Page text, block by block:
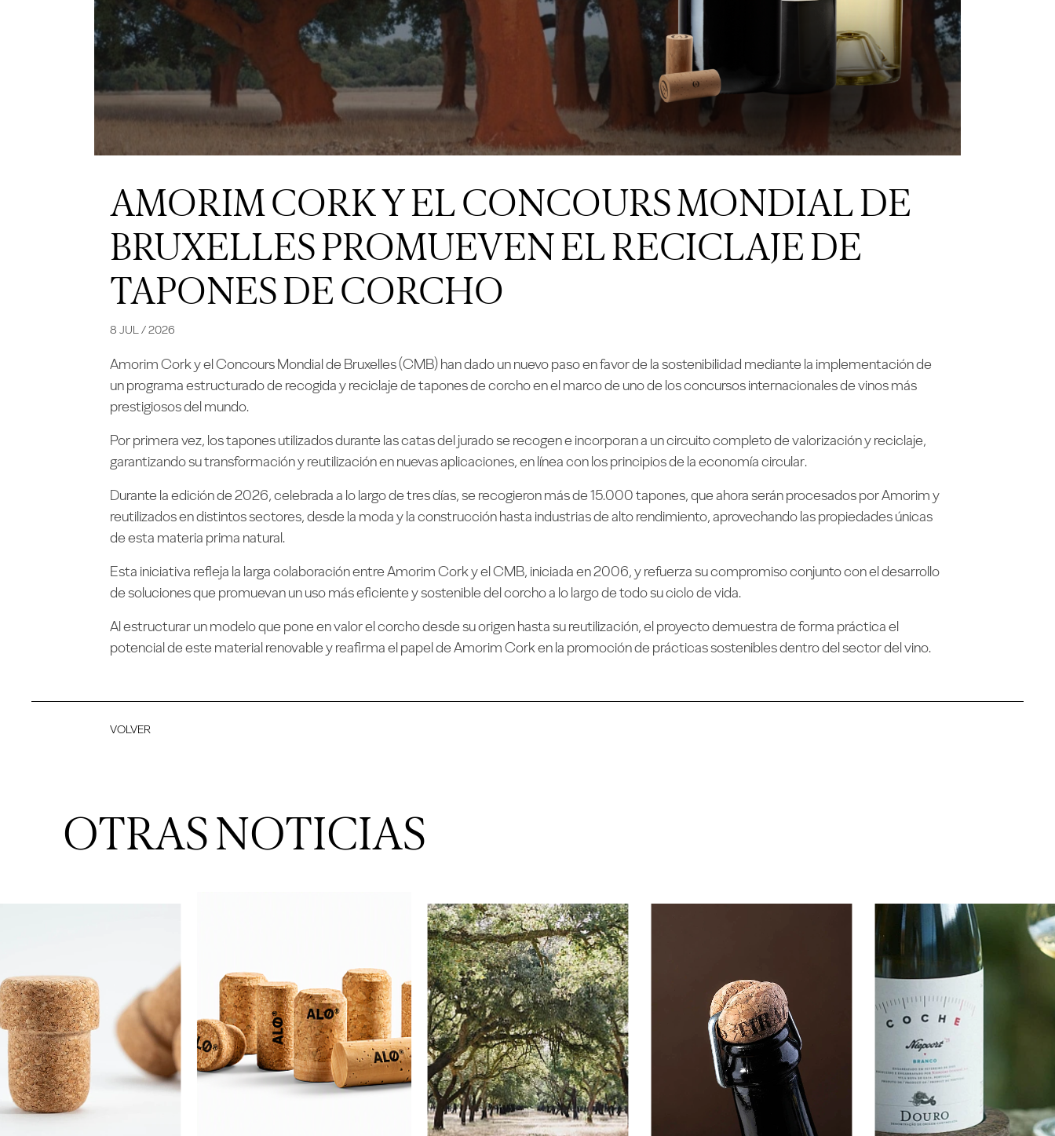
AMORIM CORK Y EL CONCOURS MONDIAL DE
BRUXELLES PROMUEVEN EL RECICLAJE DE
TAPONES DE CORCHO
8 JUL / 2026
Amorim Cork y el Concours Mondial de Bruxelles (CMB) han dado un nuevo paso en favor de la sostenibilidad mediante la implementación de
un programa estructurado de recogida y reciclaje de tapones de corcho en el marco de uno de los concursos internacionales de vinos más
prestigiosos del mundo.
Por primera vez, los tapones utilizados durante las catas del jurado se recogen e incorporan a un circuito completo de valorización y reciclaje,
garantizando su transformación y reutilización en nuevas aplicaciones, en línea con los principios de la economía circular.
Durante la edición de 2026, celebrada a lo largo de tres días, se recogieron más de 15.000 tapones, que ahora serán procesados por Amorim y
reutilizados en distintos sectores, desde la moda y la construcción hasta industrias de alto rendimiento, aprovechando las propiedades únicas
de esta materia prima natural.
Esta iniciativa refleja la larga colaboración entre Amorim Cork y el CMB, iniciada en 2006, y refuerza su compromiso conjunto con el desarrollo
de soluciones que promuevan un uso más eficiente y sostenible del corcho a lo largo de todo su ciclo de vida.
Al estructurar un modelo que pone en valor el corcho desde su origen hasta su reutilización, el proyecto demuestra de forma práctica el
potencial de este material renovable y reafirma el papel de Amorim Cork en la promoción de prácticas sostenibles dentro del sector del vino.
VOLVER
OTRAS NOTICIAS